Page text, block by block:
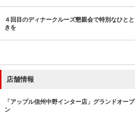
４回目のディナークルーズ懇親会で特別なひとと
きを
店舗情報
「アップル信州中野インター店」グランドオープ
ン